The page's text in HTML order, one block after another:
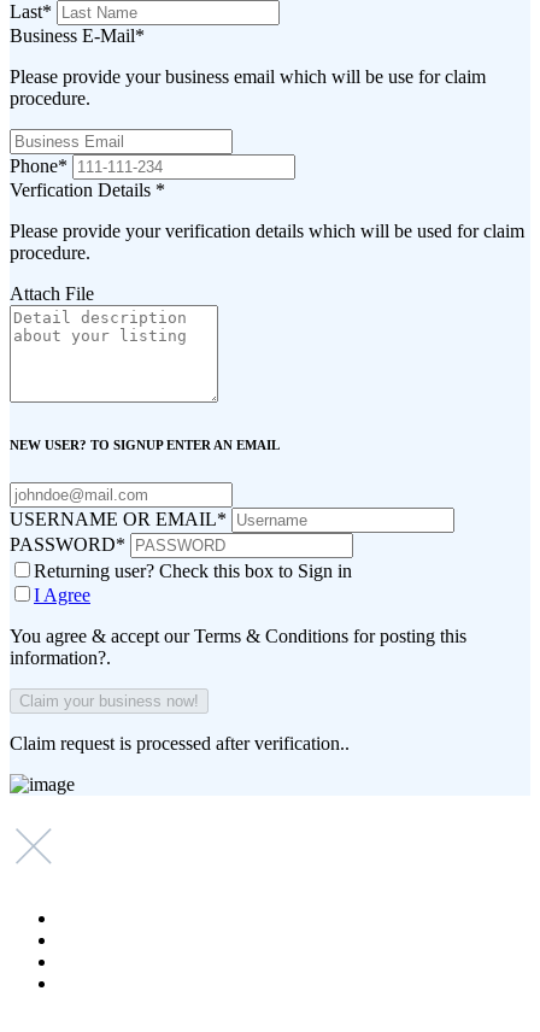
Last*
Business E-Mail*
Please provide your business email which will be use for claim
procedure.
Phone*
Verfication Details *
Please provide your verification details which will be used for claim
procedure.
Attach File
NEW USER? TO SIGNUP ENTER AN EMAIL
USERNAME OR EMAIL*
PASSWORD*
Returning user? Check this box to Sign in
I Agree
You agree & accept our Terms & Conditions for posting this
information?.
Claim request is processed after verification..